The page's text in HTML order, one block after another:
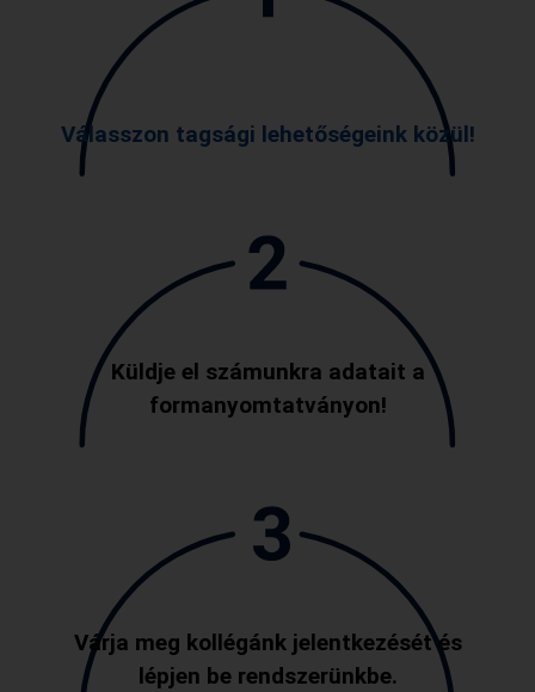
Válasszon tagsági lehetőségeink közül!
Küldje el számunkra adatait a
formanyomtatványon!
Várja meg kollégánk jelentkezését és
lépjen be rendszerünkbe.